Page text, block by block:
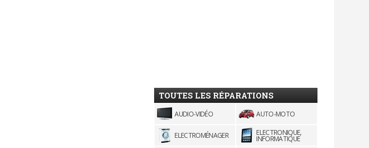
TOUTES LES RÉPARATIONS
AUDIO-VIDÉO AUTO-MOTO
ELECTROMÉNAGER ELECTRONIQUE,
INFORMATIQUE